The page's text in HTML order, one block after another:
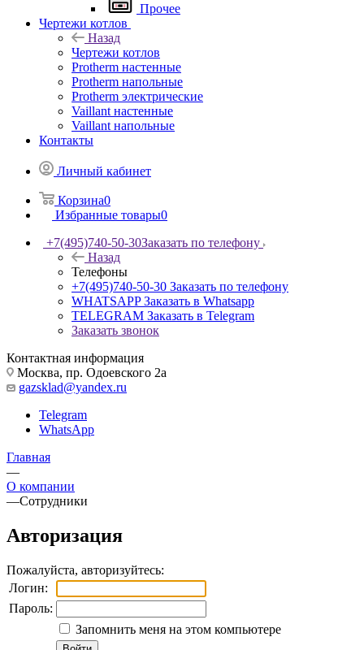
Прочее
Чертежи котлов
Назад
Чертежи котлов
Protherm настенные
Protherm напольные
Protherm электрические
Vaillant настенные
Vaillant напольные
Контакты
Личный кабинет
Корзина0
Избранные товары0
+7(495)740-50-30Заказать по телефону
Назад
Телефоны
+7(495)740-50-30 Заказать по телефону
WHATSAPP Заказать в Whatsapp
TELEGRAM Заказать в Telegram
Заказать звонок
Контактная информация
Москва, пр. Одоевского 2а
gazsklad@yandex.ru
Telegram
WhatsApp
Главная
—
О компании
—Сотрудники
Авторизация
Пожалуйста, авторизуйтесь:
Логин:
Пароль:
Запомнить меня на этом компьютере